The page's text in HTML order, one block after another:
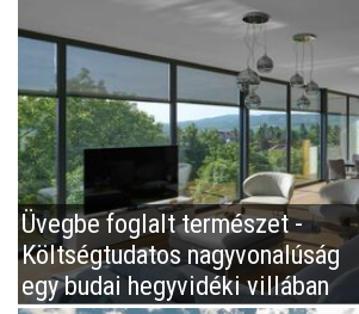
Üvegbe foglalt természet -
Költségtudatos nagyvonalúság
egy budai hegyvidéki villában